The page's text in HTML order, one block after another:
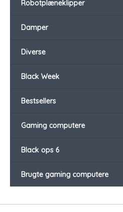
Robotplæneklipper
Damper
Diverse
Black Week
Bestsellers
Gaming computere
Black ops 6
Brugte gaming computere